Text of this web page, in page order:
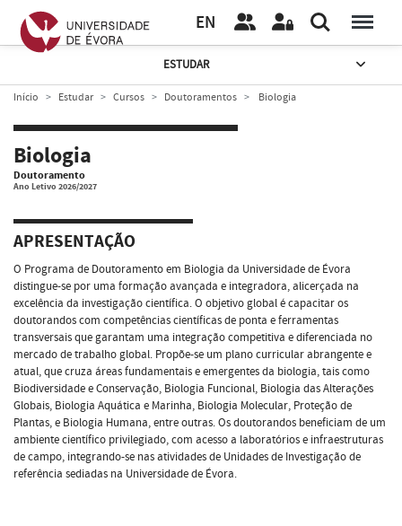
EN
ESTUDAR
Início Estudar Cursos Doutoramentos Biologia
Biologia
Doutoramento
Ano Letivo 2026/2027
APRESENTAÇÃO
O Programa de Doutoramento em Biologia da Universidade de Évora
distingue-se por uma formação avançada e integradora, alicerçada na
excelência da investigação científica. O objetivo global é capacitar os
doutorandos com competências científicas de ponta e ferramentas
transversais que garantam uma integração competitiva e diferenciada no
mercado de trabalho global. Propõe-se um plano curricular abrangente e
atual, que cruza áreas fundamentais e emergentes da biologia, tais como
Biodiversidade e Conservação, Biologia Funcional, Biologia das Alterações
Globais, Biologia Aquática e Marinha, Biologia Molecular, Proteção de
Plantas, e Biologia Humana, entre outras. Os doutorandos beneficiam de um
ambiente científico privilegiado, com acesso a laboratórios e infraestruturas
de campo, integrando-se nas atividades de Unidades de Investigação de
referência sediadas na Universidade de Évora.